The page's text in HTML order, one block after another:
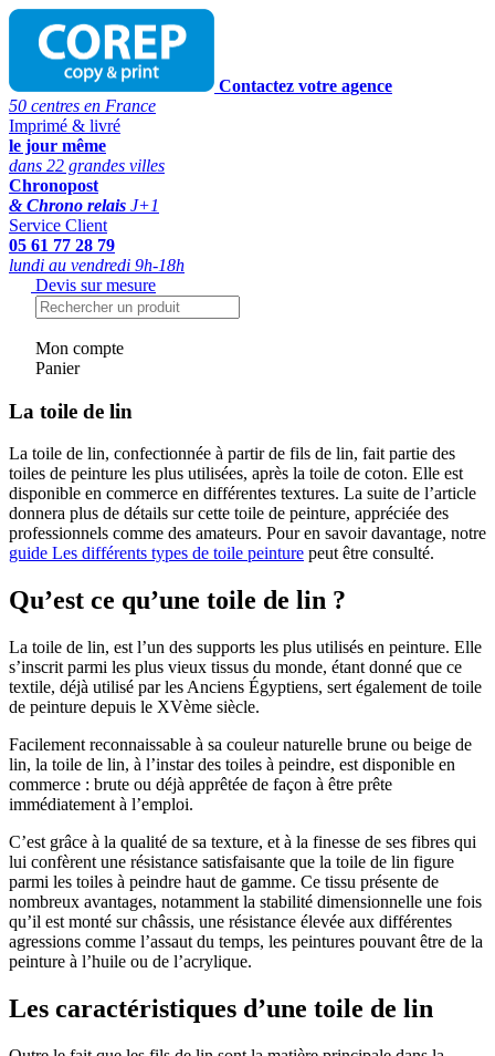
Contactez votre agence
50 centres en France
Imprimé & livré
le jour même
dans 22 grandes villes
Chronopost
& Chrono relais J+1
Service Client
05 61 77 28 79
lundi au vendredi 9h-18h
Devis sur mesure
Mon compte
Panier
La toile de lin
La toile de lin, confectionnée à partir de fils de lin, fait partie des
toiles de peinture les plus utilisées, après la toile de coton. Elle est
disponible en commerce en différentes textures. La suite de l’article
donnera plus de détails sur cette toile de peinture, appréciée des
professionnels comme des amateurs. Pour en savoir davantage, notre
guide Les différents types de toile peinture peut être consulté.
Qu’est ce qu’une toile de lin ?
La toile de lin, est l’un des supports les plus utilisés en peinture. Elle
s’inscrit parmi les plus vieux tissus du monde, étant donné que ce
textile, déjà utilisé par les Anciens Égyptiens, sert également de toile
de peinture depuis le XVème siècle.
Facilement reconnaissable à sa couleur naturelle brune ou beige de
lin, la toile de lin, à l’instar des toiles à peindre, est disponible en
commerce : brute ou déjà apprêtée de façon à être prête
immédiatement à l’emploi.
C’est grâce à la qualité de sa texture, et à la finesse de ses fibres qui
lui confèrent une résistance satisfaisante que la toile de lin figure
parmi les toiles à peindre haut de gamme. Ce tissu présente de
nombreux avantages, notamment la stabilité dimensionnelle une fois
qu’il est monté sur châssis, une résistance élevée aux différentes
agressions comme l’assaut du temps, les peintures pouvant être de la
peinture à l’huile ou de l’acrylique.
Les caractéristiques d’une toile de lin